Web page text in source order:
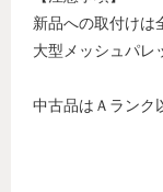
新品への取付けは
大型メッシュパレ
中古品はＡランク